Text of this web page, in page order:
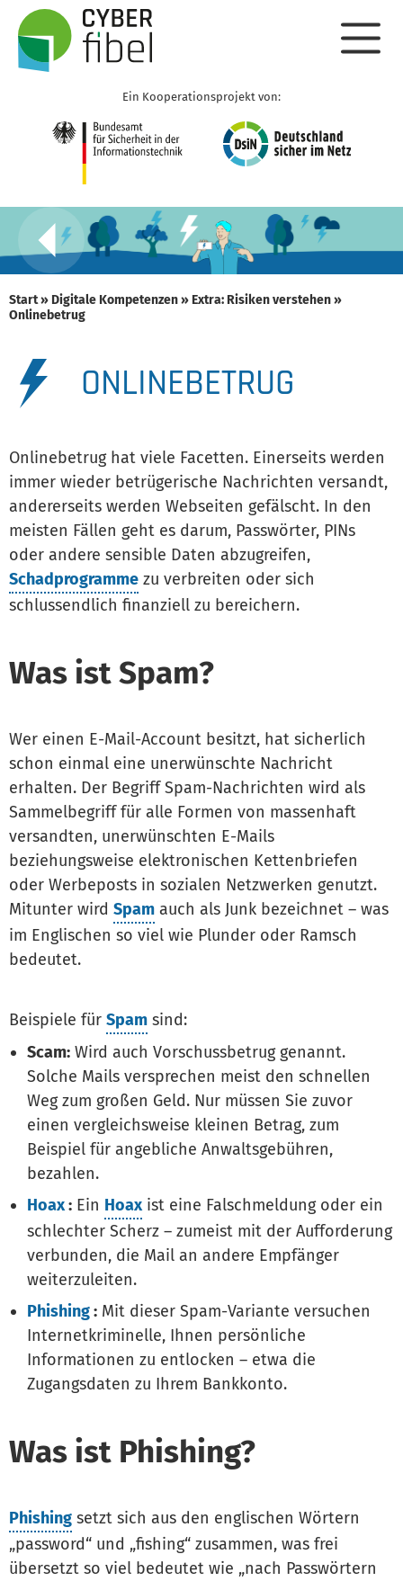
Ein Kooperationsprojekt von:
Start» Digitale Kompetenzen» Extra: Risiken verstehen»
Onlinebetrug
ONLINEBETRUG
Onlinebetrug hat viele Facetten. Einerseits werden
immer wieder betrügerische Nachrichten versandt,
andererseits werden Webseiten gefälscht. In den
meisten Fällen geht es darum, Passwörter, PINs
oder andere sensible Daten abzugreifen,
Schadprogramme zu verbreiten oder sich
schlussendlich finanziell zu bereichern.
Was ist Spam?
Wer einen E-Mail-Account besitzt, hat sicherlich
schon einmal eine unerwünschte Nachricht
erhalten. Der Begriff Spam-Nachrichten wird als
Sammelbegriff für alle Formen von massenhaft
versandten, unerwünschten E-Mails
beziehungsweise elektronischen Kettenbriefen
oder Werbeposts in sozialen Netzwerken genutzt.
Mitunter wird Spam auch als Junk bezeichnet – was
im Englischen so viel wie Plunder oder Ramsch
bedeutet.
Beispiele für Spam sind:
Scam: Wird auch Vorschussbetrug genannt.
Solche Mails versprechen meist den schnellen
Weg zum großen Geld. Nur müssen Sie zuvor
einen vergleichsweise kleinen Betrag, zum
Beispiel für angebliche Anwaltsgebühren,
bezahlen.
Hoax: Ein Hoaxist eine Falschmeldung oder ein
schlechter Scherz – zumeist mit der Aufforderung
verbunden, die Mail an andere Empfänger
weiterzuleiten.
Phishing: Mit dieser Spam-Variante versuchen
Internetkriminelle, Ihnen persönliche
Informationen zu entlocken – etwa die
Zugangsdaten zu Ihrem Bankkonto.
Was ist Phishing?
Phishing setzt sich aus den englischen Wörtern
„password“ und „fishing“ zusammen, was frei
übersetzt so viel bedeutet wie „nach Passwörtern